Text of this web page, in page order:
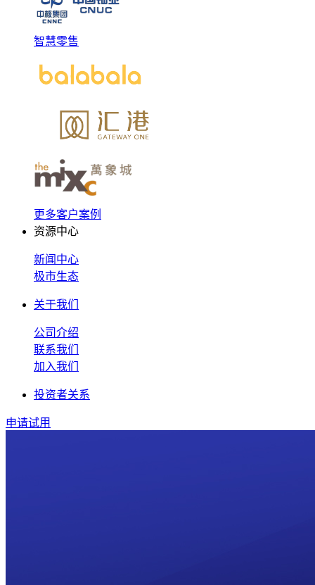
智慧零售
更多客户案例
资源中心
新闻中心
极市生态
关于我们
公司介绍
联系我们
加入我们
投资者关系
申请试用